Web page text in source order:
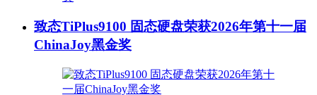
致态TiPlus9100 固态硬盘荣获2026年第十一届
ChinaJoy黑金奖